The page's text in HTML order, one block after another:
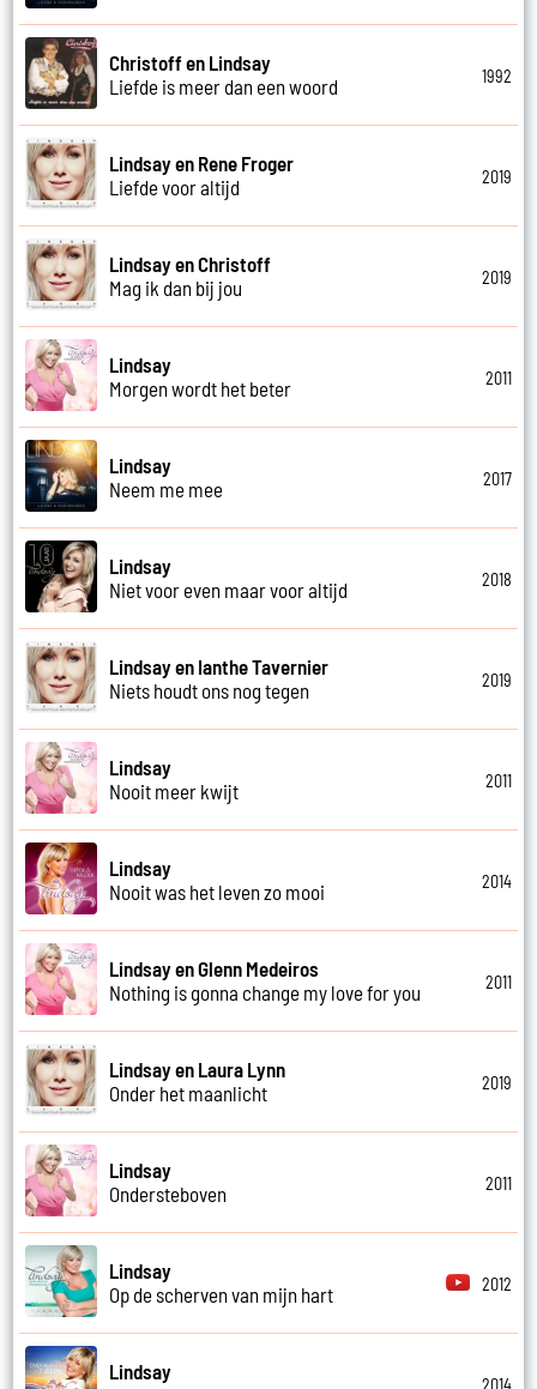
Christoff en Lindsay
Liefde is meer dan een woord
1992
Lindsay en Rene Froger
Liefde voor altijd
2019
Lindsay en Christoff
Mag ik dan bij jou
2019
Lindsay
Morgen wordt het beter
2011
Lindsay
Neem me mee
2017
Lindsay
Niet voor even maar voor altijd
2018
Lindsay en Ianthe Tavernier
Niets houdt ons nog tegen
2019
Lindsay
Nooit meer kwijt
2011
Lindsay
Nooit was het leven zo mooi
2014
Lindsay en Glenn Medeiros
Nothing is gonna change my love for you
2011
Lindsay en Laura Lynn
Onder het maanlicht
2019
Lindsay
Ondersteboven
2011
Lindsay
Op de scherven van mijn hart
2012
Lindsay